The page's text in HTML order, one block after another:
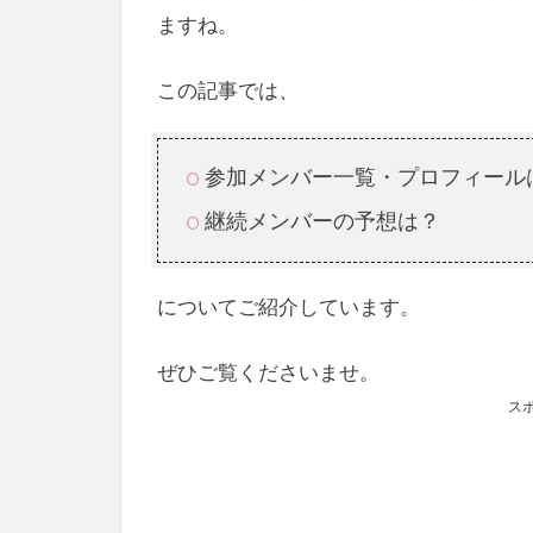
ますね。
この記事では、
参加メンバー一覧・プロフィール
継続メンバーの予想は？
についてご紹介しています。
ぜひご覧くださいませ。
ス